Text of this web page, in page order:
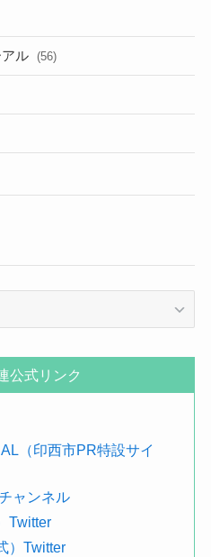
ル (56)
公式リンク
（印西市PR特設サイ
ャンネル
Twitter
）Twitter